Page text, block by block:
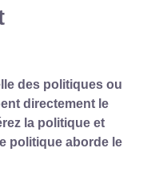
des politiques ou
directement le
la politique et
politique aborde le